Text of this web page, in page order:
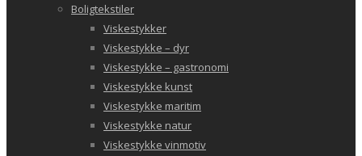
Boligtekstiler
Viskestykker
Viskestykke – dyr
Viskestykke – gastronomi
Viskestykke kunst
Viskestykke maritim
Viskestykke natur
Viskestykke vinmotiv